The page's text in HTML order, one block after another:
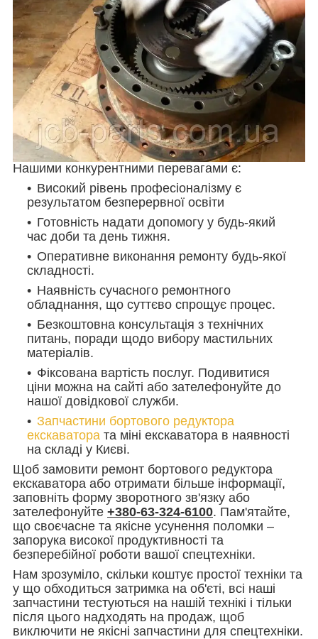
Нашими конкурентними перевагами є:
Високий рівень професіоналізму є
результатом безперервної освіти
Готовність надати допомогу у будь-який
час доби та день тижня.
Оперативне виконання ремонту будь-якої
складності.
Наявність сучасного ремонтного
обладнання, що суттєво спрощує процес.
Безкоштовна консультація з технічних
питань, поради щодо вибору мастильних
матеріалів.
Фіксована вартість послуг. Подивитися
ціни можна на сайті або зателефонуйте до
нашої довідкової служби.
Запчастини бортового редуктора
екскаватора та міні екскаватора в наявності
на складі у Києві.
Щоб замовити ремонт бортового редуктора
екскаватора або отримати більше інформації,
заповніть форму зворотного зв'язку або
зателефонуйте +380-63-324-6100. Пам'ятайте,
що своєчасне та якісне усунення поломки –
запорука високої продуктивності та
безперебійної роботи вашої спецтехніки.
Нам зрозуміло, скільки коштує простої техніки та
у що обходиться затримка на об'єті, всі наші
запчастини тестуються на нашій технікі і тільки
після цього надходять на продаж, щоб
виключити не якісні запчастини для спецтехніки.